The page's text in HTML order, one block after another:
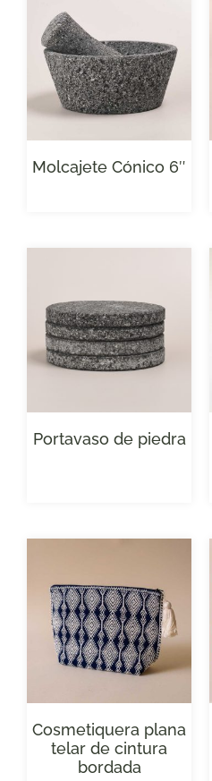
Molcajete Cónico 6″
Portavaso de piedra
Cosmetiquera plana
telar de cintura
bordada